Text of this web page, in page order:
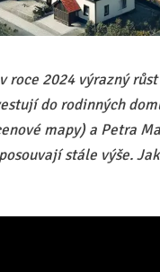
2024 výrazný
do rodinných
mapy) a Petra
stále výše.